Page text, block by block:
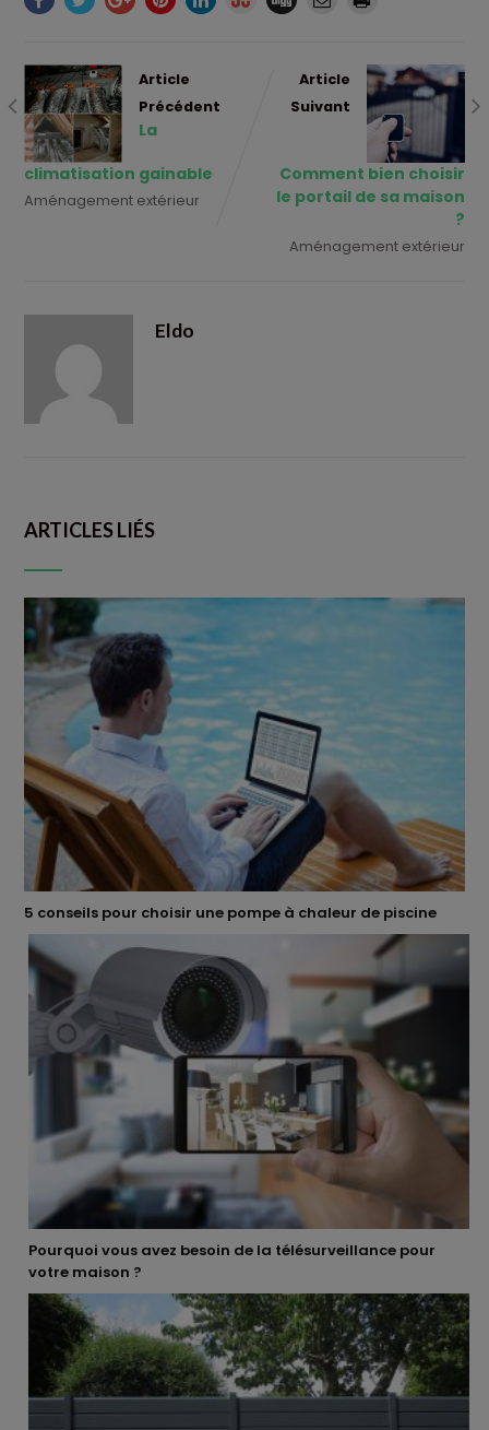
Article
Précédent
La
climatisation gainable
Aménagement extérieur
Article
Suivant
Comment bien choisir
le portail de sa maison
?
Aménagement extérieur
Eldo
ARTICLES LIÉS
5 conseils pour choisir une pompe à chaleur de piscine
Pourquoi vous avez besoin de la télésurveillance pour
votre maison ?